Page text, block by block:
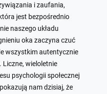
i zaufania,
jest bezpośrednio
naszego układu
oka zaczyna czuć
wszystkim autentycznie
wieloletnie
psychologii społecznej
nam dzisiaj, że